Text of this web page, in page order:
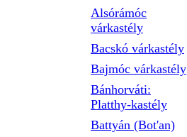
Alsórámóc
várkastély
Bacskó várkastély
Bajmóc várkastély
Bánhorváti:
Platthy-kastély
Battyán (Bot'an)